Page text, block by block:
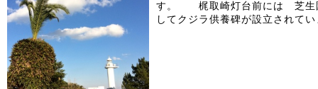
す。 梶取崎灯台前には 芝生
してクジラ供養碑が設立されて